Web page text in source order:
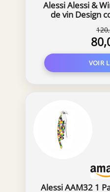
Alessi Alessi &
de vin Design
d'expansion et
Alessi AAM32 1